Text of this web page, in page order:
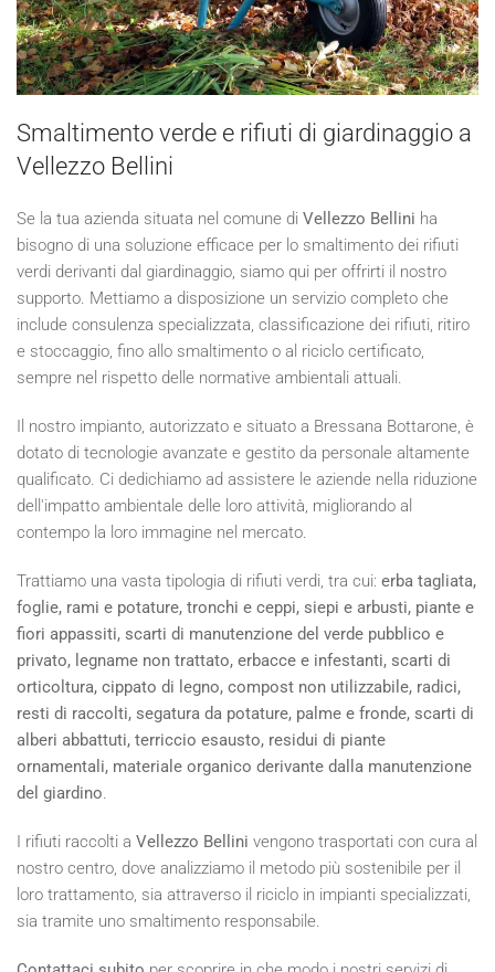
Smaltimento verde e rifiuti di giardinaggio a
Vellezzo Bellini
Se la tua azienda situata nel comune di Vellezzo Bellini ha
bisogno di una soluzione efficace per lo smaltimento dei rifiuti
verdi derivanti dal giardinaggio, siamo qui per offrirti il nostro
supporto. Mettiamo a disposizione un servizio completo che
include consulenza specializzata, classificazione dei rifiuti, ritiro
e stoccaggio, fino allo smaltimento o al riciclo certificato,
sempre nel rispetto delle normative ambientali attuali.
Il nostro impianto, autorizzato e situato a Bressana Bottarone, è
dotato di tecnologie avanzate e gestito da personale altamente
qualificato. Ci dedichiamo ad assistere le aziende nella riduzione
dell'impatto ambientale delle loro attività, migliorando al
contempo la loro immagine nel mercato.
Trattiamo una vasta tipologia di rifiuti verdi, tra cui: erba tagliata,
foglie, rami e potature, tronchi e ceppi, siepi e arbusti, piante e
fiori appassiti, scarti di manutenzione del verde pubblico e
privato, legname non trattato, erbacce e infestanti, scarti di
orticoltura, cippato di legno, compost non utilizzabile, radici,
resti di raccolti, segatura da potature, palme e fronde, scarti di
alberi abbattuti, terriccio esausto, residui di piante
ornamentali, materiale organico derivante dalla manutenzione
del giardino.
I rifiuti raccolti a Vellezzo Bellini vengono trasportati con cura al
nostro centro, dove analizziamo il metodo più sostenibile per il
loro trattamento, sia attraverso il riciclo in impianti specializzati,
sia tramite uno smaltimento responsabile.